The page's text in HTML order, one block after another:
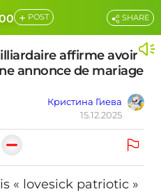
+ POST
affirme avoir
annonce de mariage
Кристина Гиева
15.12.2025
SHARE
« lovesick patriotic »